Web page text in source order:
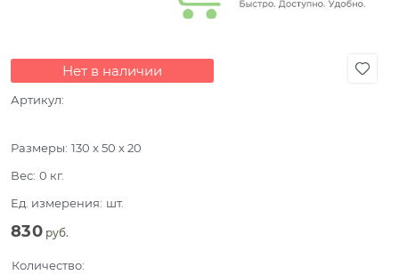
Нет в наличии
Артикул:
Размеры: 130 x 50 x 20
Вес: 0 кг.
Ед. измерения: шт.
830 руб.
Количество: